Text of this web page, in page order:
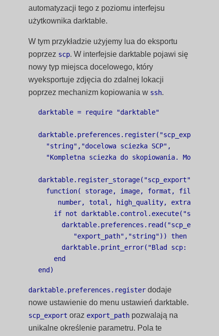
automatyzacji tego z poziomu interfejsu
użytkownika darktable.
W tym przykładzie użyjemy lua do eksportu
poprzez scp. W interfejsie darktable pojawi się
nowy typ miejsca docelowego, który
wyeksportuje zdjęcia do zdalnej lokacji
poprzez mechanizm kopiowania w ssh.
darktable = require "darktable"
  "string","docelowa sciezka SCP",
"Kompletna sciezka do skopiowania. Moze
  function( storage, image, format, filename,
     number, total, high_quality, extra_data)
if not darktable.control.execute("scp
      darktable.preferences.read("scp_export",
         "export_path","string")) then
darktable.print_error("Blad scp:
    end
darktable.preferences.register dodaje
nowe ustawienie do menu ustawień darktable.
scp_export oraz export_path pozwalają na
unikalne określenie parametru. Pola te